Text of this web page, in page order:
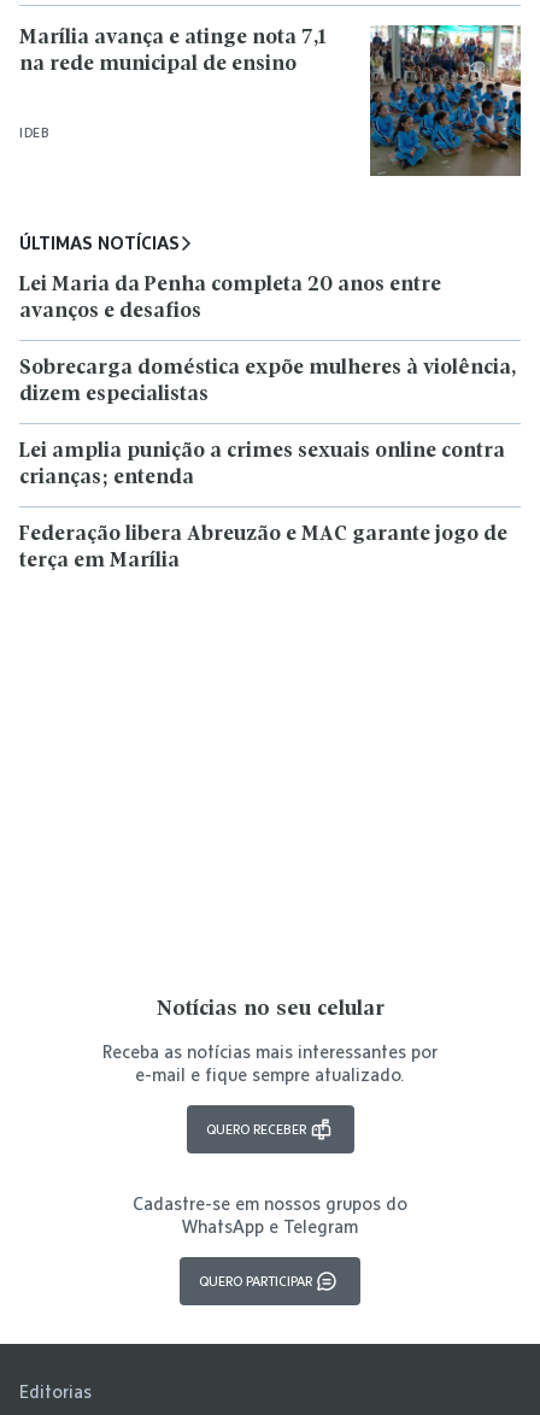
IDEB
Marília avança e atinge nota 7,1
na rede municipal de ensino
ÚLTIMAS NOTÍCIAS
Lei Maria da Penha completa 20 anos entre
avanços e desafios
Sobrecarga doméstica expõe mulheres à violência,
dizem especialistas
Lei amplia punição a crimes sexuais online contra
crianças; entenda
Federação libera Abreuzão e MAC garante jogo de
terça em Marília
Notícias no seu celular
Receba as notícias mais interessantes por
e-mail e fique sempre atualizado.
QUERO RECEBER
Cadastre-se em nossos grupos do
WhatsApp e Telegram
QUERO PARTICIPAR
Editorias